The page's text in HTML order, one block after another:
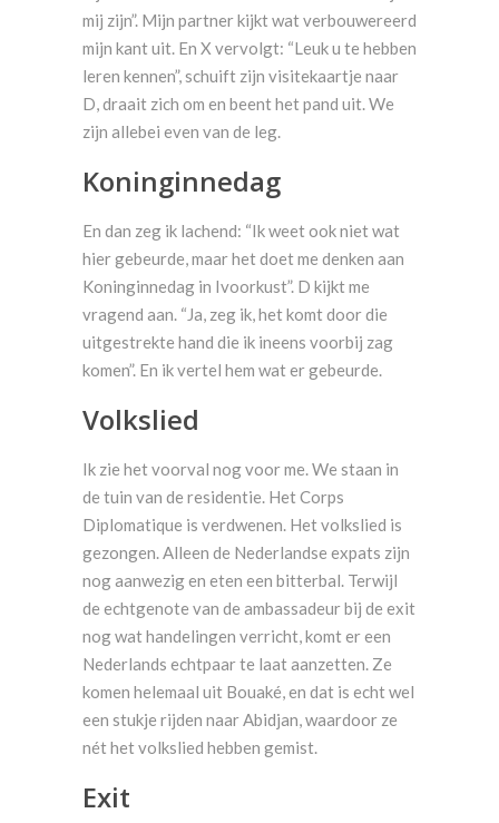
mij zijn”. Mijn partner kijkt wat verbouwereerd
mijn kant uit. En X vervolgt: “Leuk u te hebben
leren kennen”, schuift zijn visitekaartje naar
D, draait zich om en beent het pand uit. We
zijn allebei even van de leg.
Koninginnedag
En dan zeg ik lachend: “Ik weet ook niet wat
hier gebeurde, maar het doet me denken aan
Koninginnedag in Ivoorkust”. D kijkt me
vragend aan. “Ja, zeg ik, het komt door die
uitgestrekte hand die ik ineens voorbij zag
komen”. En ik vertel hem wat er gebeurde.
Volkslied
Ik zie het voorval nog voor me. We staan in
de tuin van de residentie. Het Corps
Diplomatique is verdwenen. Het volkslied is
gezongen. Alleen de Nederlandse expats zijn
nog aanwezig en eten een bitterbal. Terwijl
de echtgenote van de ambassadeur bij de exit
nog wat handelingen verricht, komt er een
Nederlands echtpaar te laat aanzetten. Ze
komen helemaal uit Bouaké, en dat is echt wel
een stukje rijden naar Abidjan, waardoor ze
nét het volkslied hebben gemist.
Exit